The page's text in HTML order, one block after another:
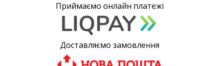
Приймаємо онлайн платежі
Доставляємо замовлення